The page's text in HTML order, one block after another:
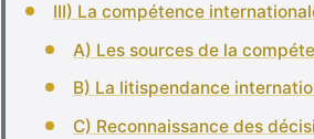
III) La compétence
A) Les sources de la
B) La litispendance
C) Reconnaissance des